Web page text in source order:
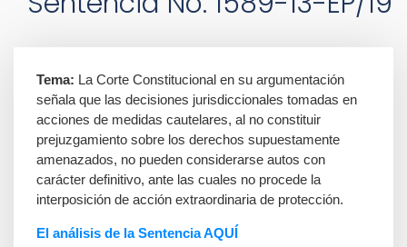
Tema: La Corte Constitucional en su argumentación
señala que las decisiones jurisdiccionales tomadas en
acciones de medidas cautelares, al no constituir
prejuzgamiento sobre los derechos supuestamente
amenazados, no pueden considerarse autos con
carácter definitivo, ante las cuales no procede la
interposición de acción extraordinaria de protección.
El análisis de la Sentencia AQUÍ